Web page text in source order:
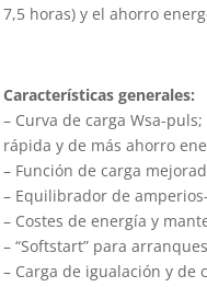
7,5 horas) y el ahorro
Características generales:
– Curva de carga Wsa-
rápida y de más ahorro
– Función de carga
– Equilibrador de
– Costes de energía y
– “Softstart” para
– Carga de igualación y de